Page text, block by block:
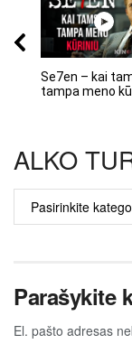
Se7en – kai
tampa meno
ALKO
TURINYS
Parašykite
El. pašto adresas